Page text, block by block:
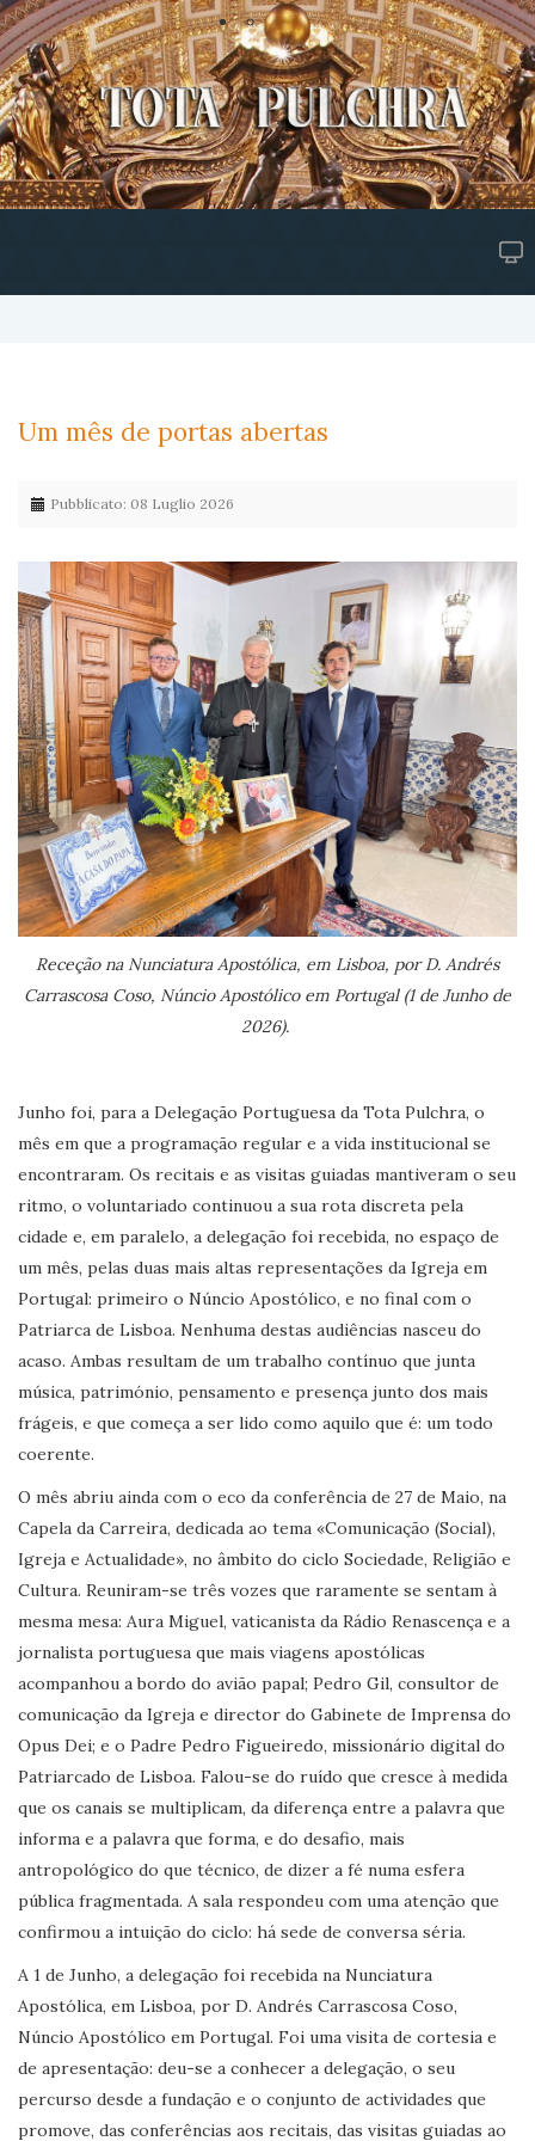
Um mês de portas abertas
Pubblicato: 08 Luglio 2026
Receção na Nunciatura Apostólica, em Lisboa, por D. Andrés
Carrascosa Coso, Núncio Apostólico em Portugal (1 de Junho de
2026).
Junho foi, para a Delegação Portuguesa da Tota Pulchra, o
mês em que a programação regular e a vida institucional se
encontraram. Os recitais e as visitas guiadas mantiveram o seu
ritmo, o voluntariado continuou a sua rota discreta pela
cidade e, em paralelo, a delegação foi recebida, no espaço de
um mês, pelas duas mais altas representações da Igreja em
Portugal: primeiro o Núncio Apostólico, e no final com o
Patriarca de Lisboa. Nenhuma destas audiências nasceu do
acaso. Ambas resultam de um trabalho contínuo que junta
música, património, pensamento e presença junto dos mais
frágeis, e que começa a ser lido como aquilo que é: um todo
coerente.
O mês abriu ainda com o eco da conferência de 27 de Maio, na
Capela da Carreira, dedicada ao tema «Comunicação (Social),
Igreja e Actualidade», no âmbito do ciclo Sociedade, Religião e
Cultura. Reuniram-se três vozes que raramente se sentam à
mesma mesa: Aura Miguel, vaticanista da Rádio Renascença e a
jornalista portuguesa que mais viagens apostólicas
acompanhou a bordo do avião papal; Pedro Gil, consultor de
comunicação da Igreja e director do Gabinete de Imprensa do
Opus Dei; e o Padre Pedro Figueiredo, missionário digital do
Patriarcado de Lisboa. Falou-se do ruído que cresce à medida
que os canais se multiplicam, da diferença entre a palavra que
informa e a palavra que forma, e do desafio, mais
antropológico do que técnico, de dizer a fé numa esfera
pública fragmentada. A sala respondeu com uma atenção que
confirmou a intuição do ciclo: há sede de conversa séria.
A 1 de Junho, a delegação foi recebida na Nunciatura
Apostólica, em Lisboa, por D. Andrés Carrascosa Coso,
Núncio Apostólico em Portugal. Foi uma visita de cortesia e
de apresentação: deu-se a conhecer a delegação, o seu
percurso desde a fundação e o conjunto de actividades que
promove, das conferências aos recitais, das visitas guiadas ao